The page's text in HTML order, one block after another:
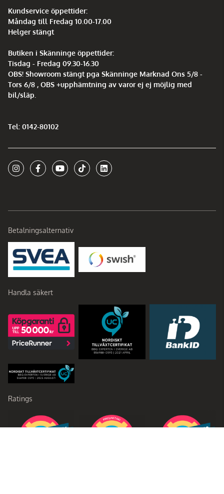
Kundservice öppettider:
Måndag till Fredag 10.00-17.00
Helger stängt
Butiken i Skänninge öppettider:
Tisdag - Fredag 09.30-16.30
OBS! Showroom stängt pga Skänninge Marknad Ons 5/8 -
Tors 6/8 , OBS +upphämtning av varor ej ej möjlig med
bil/släp.
Tel: 0142-80102
Betalningsalternativ
Handla säkert
Ratings